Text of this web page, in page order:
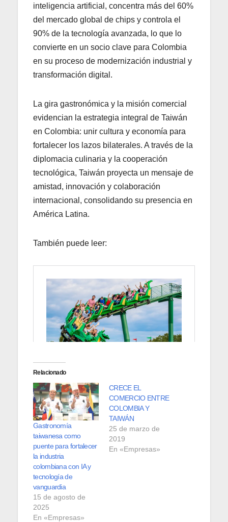
inteligencia artificial, concentra más del 60%
del mercado global de chips y controla el
90% de la tecnología avanzada, lo que lo
convierte en un socio clave para Colombia
en su proceso de modernización industrial y
transformación digital.
La gira gastronómica y la misión comercial
evidencian la estrategia integral de Taiwán
en Colombia: unir cultura y economía para
fortalecer los lazos bilaterales. A través de la
diplomacia culinaria y la cooperación
tecnológica, Taiwán proyecta un mensaje de
amistad, innovación y colaboración
internacional, consolidando su presencia en
América Latina.
También puede leer:
Relacionado
Gastronomía
taiwanesa como
puente para fortalecer
la industria
colombiana con IA y
tecnología de
vanguardia
15 de agosto de
2025
En «Empresas»
CRECE EL
COMERCIO ENTRE
COLOMBIA Y
TAIWÁN
25 de marzo de
2019
En «Empresas»